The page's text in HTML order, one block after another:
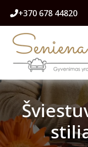
+370 678 44820